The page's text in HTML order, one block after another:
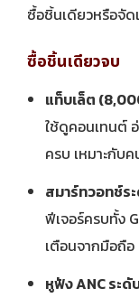
ซื้อชิ้นเดียวหรือจัด
ซื้อชิ้นเดียวจบ
แท็บเล็ต
ใช้ดูคอนเทนต์
ครบ เหมาะกับ
สมาร์ทวอทช์ร
ฟีเจอร์ครบทั้ง
เตือนจากมือถือ
หูฟัง ANC ระ